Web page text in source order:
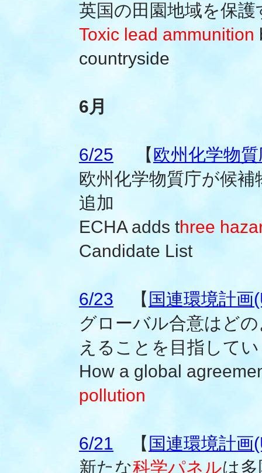
英国の田園地域を保護
Toxic lead ammunition
countryside
6月
6/25 【欧州化学物
欧州化学物質庁が候
追加
ECHA adds three
Candidate List
6/23 【 国連環境計画
グローバル合意はど
えることを目指して
How a global
pollution
6/21 【 国連環境計画
新たな科学パネルは